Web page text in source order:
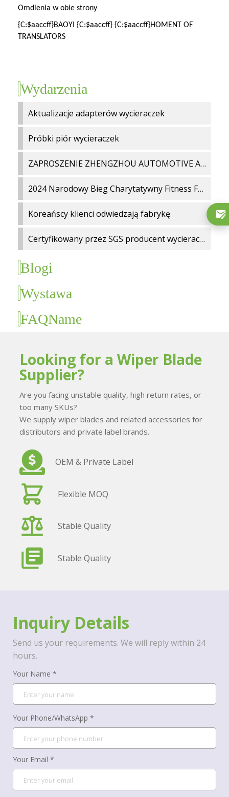
Omdlenia w obie strony
{C:$aaccff}BAOYI {C:$aaccff} {C:$aaccff}HOMENT OF
TRANSLATORS
Wydarzenia
Aktualizacje adapterów wycieraczek
Próbki piór wycieraczek
ZAPROSZENIE ZHENGZHOU AUTOMOTIVE AFTERMARKET 2024
2024 Narodowy Bieg Charytatywny Fitness Fujian
Koreańscy klienci odwiedzają fabrykę
Certyfikowany przez SGS producent wycieraczek – fabryka BAOYI® uzyskała status Zweryfikowanego Dostawcy
Blogi
Wystawa
FAQName
Looking for a Wiper Blade
Supplier?
Are you facing unstable quality, high return rates, or
too many SKUs?
We supply wiper blades and related accessories for
distributors and private label brands.
OEM & Private Label
Flexible MOQ
Stable Quality
Stable Quality
Inquiry Details
Send us your requirements. We will reply within 24
hours.
Your Name *
Your Phone/WhatsApp *
Your Email *